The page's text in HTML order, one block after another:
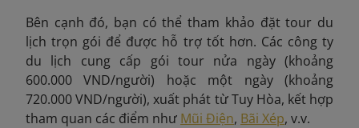
Bên cạnh đó, bạn có thể tham khảo đặt tour du
lịch trọn gói để được hỗ trợ tốt hơn. Các công ty
du lịch cung cấp gói tour nửa ngày (khoảng
600.000 VND/người) hoặc một ngày (khoảng
720.000 VND/người), xuất phát từ Tuy Hòa, kết hợp
tham quan các điểm như Mũi Điện, Bãi Xép, v.v.